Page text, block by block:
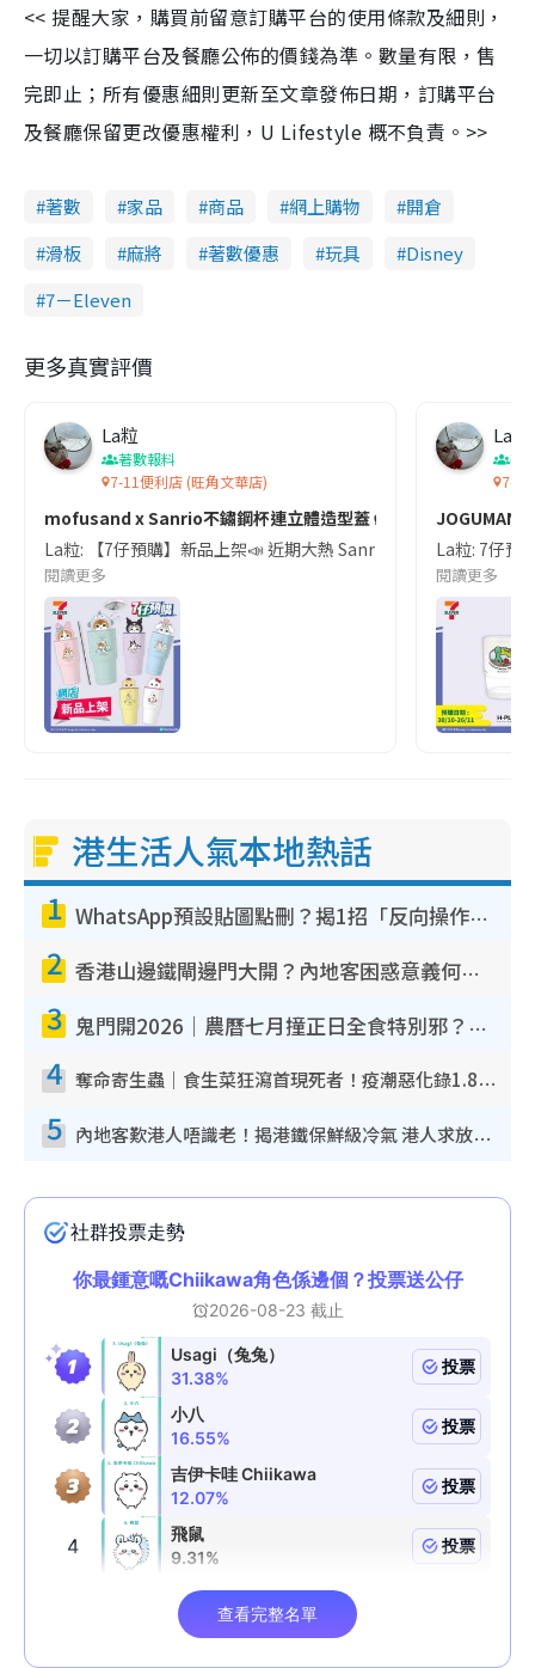
<< 提醒大家，購買前留意訂購平台的使用條款及細則，
一切以訂購平台及餐廳公佈的價錢為準。數量有限，售
完即止；所有優惠細則更新至文章發佈日期，訂購平台
及餐廳保留更改優惠權利，U Lifestyle 概不負責。>>
著數 家品 商品 網上購物
開倉
滑板
麻將 著數優惠 玩具
Disney
7－Eleven
更多真實評價
La粒
著數報料
7-11便利店 (旺角文華店)
mofusand x Sanrio不鏽鋼杯連立體造型蓋🥤
La粒: 【7仔預購】新品上架📣 近期大熱 Sanrio 不鏽鋼杯連立
閱讀更多
La粒
著
7-11
La粒: 7仔預
閱讀更多
港生活人氣本地熱話
1 WhatsApp預設貼圖點刪？揭1招「反向操作」還原簡潔介面 附3步實測教學
2 香港山邊鐵閘邊門大開？內地客困惑意義何在！網民神回覆：呢種叫法理性防禦
3 鬼門開2026｜農曆七月撞正日全食特別邪？專家警告切忌做一事！揭4大禁忌+2招保平安
4 奪命寄生蟲｜食生菜狂瀉首現死者！疫潮惡化錄1.8萬宗病例 揭洗菜3大謬誤
5 內地客歎港人唔識老！揭港鐵保鮮級冷氣 港人求放過：咪投訴